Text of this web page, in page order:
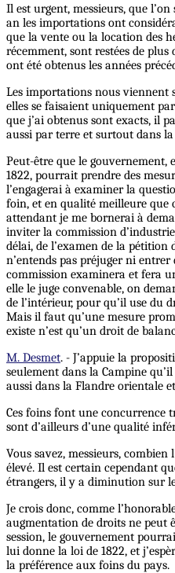
Il est urgent, messieurs, que
an les importations ont
que la vente ou la location des
récemment, sont restées de
ont été obtenus les années
Les importations nous viennent
elles se faisaient uniquement
que j’ai obtenus sont exacts, il
aussi par terre et surtout dans la
Peut-être que le gouvernement,
1822, pourrait prendre des
l’engagerai à examiner la
foin, et en qualité meilleure que
attendant je me bornerai à
inviter la commission
délai, de l’examen de la pétition
n’entends pas préjuger ni
commission examinera et fera
elle le juge convenable, on
de l’intérieur, pour qu’il use du
Mais il faut qu’une mesure
existe n’est qu’un droit de
M. Desmet. - J’appuie la
seulement dans la Campine
aussi dans la Flandre orientale
Ces foins font une concurrence
sont d’ailleurs d’une qualité
Vous savez, messieurs,
élevé. Il est certain cependant
étrangers, il y a diminution sur
Je crois donc, comme
augmentation de droits ne peut
session, le gouvernement
lui donne la loi de 1822, et
la préférence aux foins du pays.